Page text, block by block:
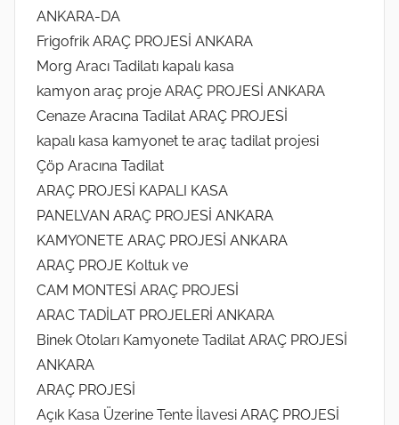
ANKARA-DA
Frigofrik ARAÇ PROJESİ ANKARA
Morg Aracı Tadilatı kapalı kasa
kamyon araç proje ARAÇ PROJESİ ANKARA
Cenaze Aracına Tadilat ARAÇ PROJESİ
kapalı kasa kamyonet te araç tadilat projesi
Çöp Aracına Tadilat
ARAÇ PROJESİ KAPALI KASA
PANELVAN ARAÇ PROJESİ ANKARA
KAMYONETE ARAÇ PROJESİ ANKARA
ARAÇ PROJE Koltuk ve
CAM MONTESİ ARAÇ PROJESİ
ARAC TADİLAT PROJELERİ ANKARA
Binek Otoları Kamyonete Tadilat ARAÇ PROJESİ
ANKARA
ARAÇ PROJESİ
Açık Kasa Üzerine Tente İlavesi ARAÇ PROJESİ